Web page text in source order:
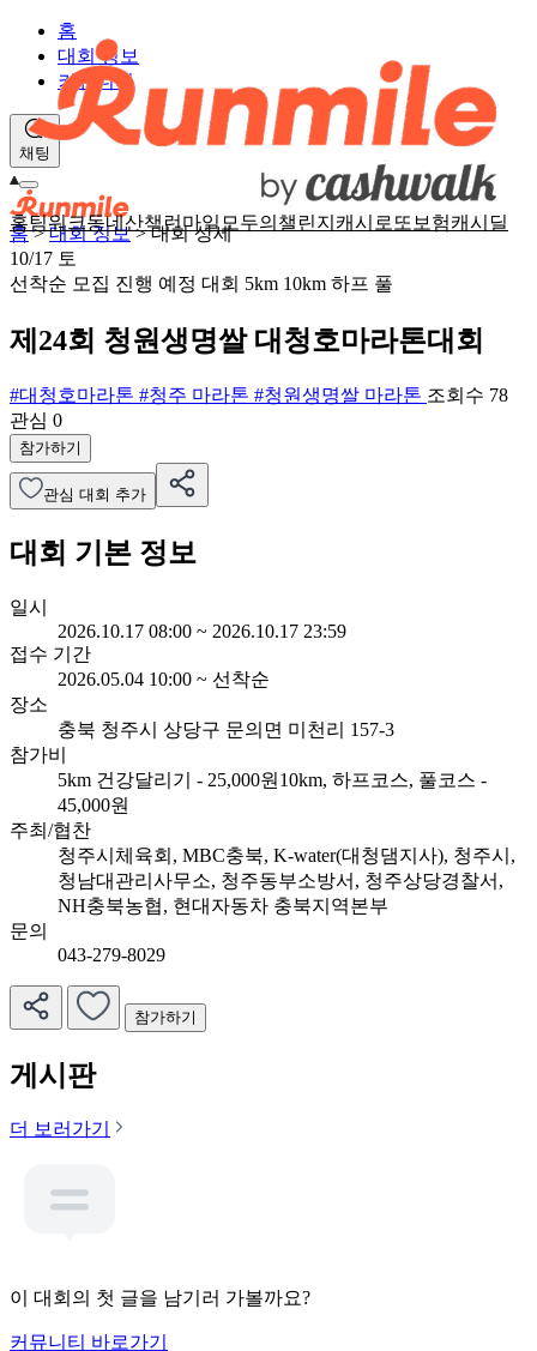
홈팀워크동네산책런마일 모두의챌린지 캐시로또 보험캐시딜
홈
대회 정보
커뮤니티
채팅
홈 > 대회 정보 > 대회 상세
10/17 토
선착순 모집 진행 예정 대회 5km 10km 하프 풀
제24회 청원생명쌀 대청호마라톤대회
#대청호마라톤 #청주 마라톤 #청원생명쌀 마라톤 조회수 78
관심 0
참가하기
관심 대회 추가
대회 기본 정보
일시
2026.10.17 08:00 ~ 2026.10.17 23:59
접수 기간
2026.05.04 10:00 ~ 선착순
장소
충북 청주시 상당구 문의면 미천리 157-3
참가비
5km 건강달리기 - 25,000원 10km, 하프코스, 풀코스 -
45,000원
주최/협찬
청주시체육회, MBC충북, K-water(대청댐지사), 청주시,
청남대관리사무소, 청주동부소방서, 청주상당경찰서,
NH충북농협, 현대자동차 충북지역본부
문의
043-279-8029
참가하기
게시판
더 보러가기
이 대회의 첫 글을 남기러 가볼까요?
커뮤니티 바로가기